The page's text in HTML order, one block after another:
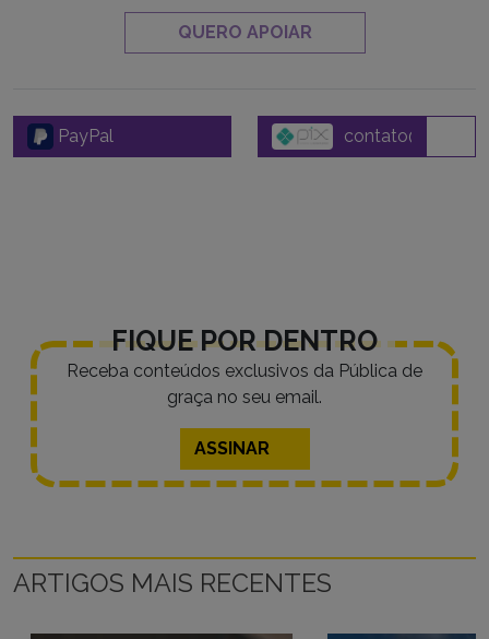
QUERO APOIAR
PayPal
FIQUE POR DENTRO
Receba conteúdos exclusivos da Pública de
graça no seu email.
ASSINAR
ARTIGOS MAIS RECENTES